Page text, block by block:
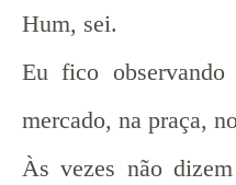
Hum, sei.
Eu fico
mercado, na praça,
Às vezes não